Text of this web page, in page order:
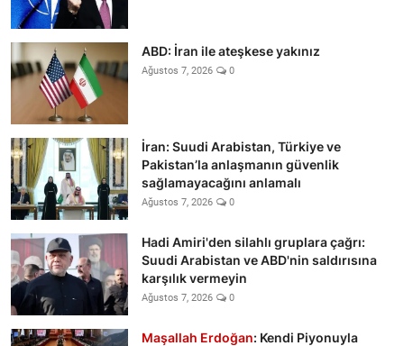
ABD: İran ile ateşkese yakınız
Ağustos 7, 2026 0
İran: Suudi Arabistan, Türkiye ve
Pakistan’la anlaşmanın güvenlik
sağlamayacağını anlamalı
Ağustos 7, 2026 0
Hadi Amiri'den silahlı gruplara çağrı:
Suudi Arabistan ve ABD'nin saldırısına
karşılık vermeyin
Ağustos 7, 2026 0
Maşallah Erdoğan: Kendi Piyonuyla